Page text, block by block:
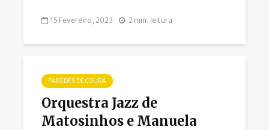
15 Fevereiro, 2023 2 min. leitura
PAREDES DE COURA
Orquestra Jazz de
Matosinhos e Manuela